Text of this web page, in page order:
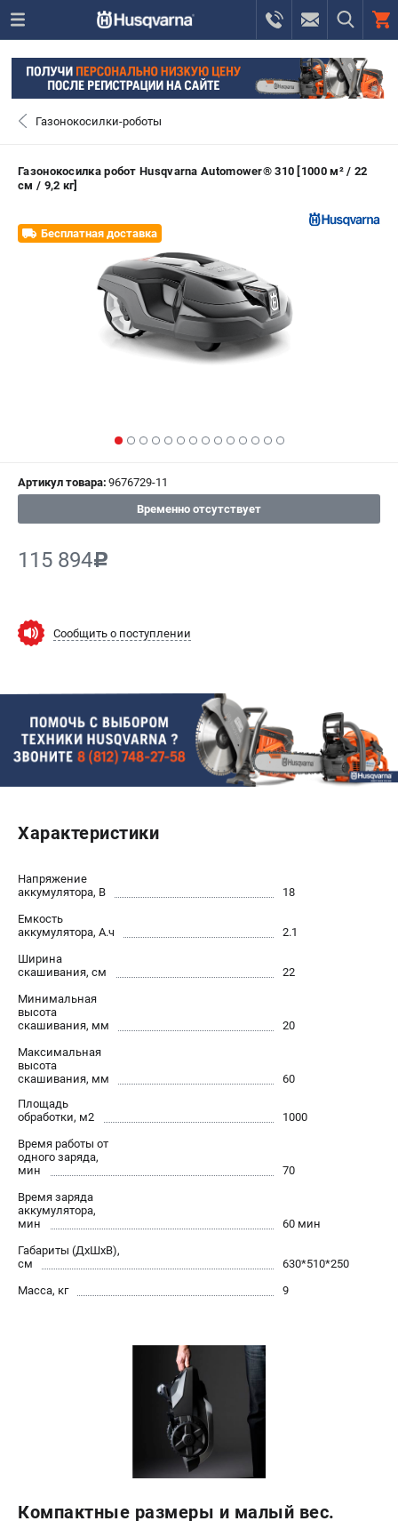
СЕРВИС
ВХОД ИЛИ РЕГИСТРАЦИЯ
ЗАКАЗАТЬ ЗАПЧАСТЬ
+7 (8112) 59-10-67
0 ₽
Сервисный центр
Гарантия Husqvarna
Политика обработки персональных данных
ИНФОРМАЦИЯ
О компании
О бренде
Юридическим лицам
Пользовательское соглашение
Способы оплаты
Бензопилы
Газонокосилки
Триммеры и кусторезы
Тракторы
Райдеры
Снегоуборщики
СТРОИТЕЛЬНАЯ ТЕХНИКА
Алмазные диски
Бурильные установки
Бензогенераторы
Виброплиты
Промышленные пылесосы
Таблица ножей для газонокосилок Husqvarna
5 часто задаваемых вопросов при покупке бензопилы
Как подготовить топливную смесь?
Справочник по тримерным головкам и ножам
Глоссарий терминов
Газонокосилки-роботы
Газонокосилка робот Husqvarna Automower® 310 [1000 м² / 22
см / 9,2 кг]
Бесплатная доставка
Артикул товара: 9676729-11
Временно отсутствует
115 894c
Сообщить о поступлении
Характеристики
Напряжение
аккумулятора, В
18
Емкость
аккумулятора, А.ч
2.1
Ширина
скашивания, см
22
Минимальная
высота
скашивания, мм
20
Максимальная
высота
скашивания, мм
60
Площадь
обработки, м2
1000
Время работы от
одного заряда,
мин
70
Время заряда
аккумулятора,
мин
60 мин
Габариты (ДхШхВ),
см
630*510*250
Масса, кг
9
Компактные размеры и малый вес.